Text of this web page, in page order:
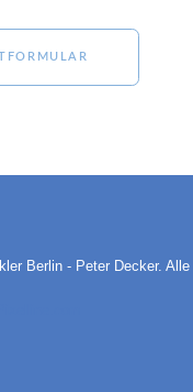
Berlin - Peter Decker.